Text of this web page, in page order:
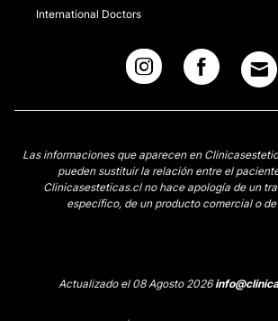
International Doctors
Las informaciones que aparecen en
pueden sustituir la relación entre el
Clinicasesteticas.cl no hace apología de un
específico, de un producto comercial o
Actualizado el 08 Agosto 2026